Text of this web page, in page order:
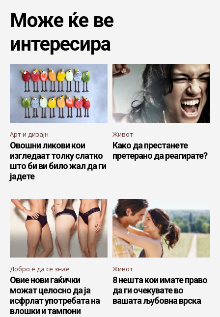
Може ќе ве
интересира
Арт и дизајн
Овошни ликови кои
изгледаат толку слатко
што би ви било жал да ги
јадете
Живот
Како да престанете
претерано да реагирате?
Добро е да се знае
Овие нови гаќички
можат целосно да ја
исфрлат употребата на
влошки и тампони
Живот
8 нешта кои имате право
да ги очекувате во
вашата љубовна врска